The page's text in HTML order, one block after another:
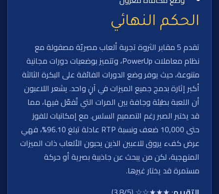
الحكم النهائي
تقدم 5 مقابر الثروة تجربة ألعاب مصريّة مصقولة مع
نظام معاملات PowerUp، وتتميز بوضعيات دورات مجانية
متنوعة، حيث يوفر وضع الدورات الفائقة على البكرة الثالثة
أكبر إثارة بدمج جميع الميزات في آنٍ واحد. يشعر اللاعبون
أن اللعبة بطيئة وجافة بين المرات التي تُفعّل فيها، مما
قد يختبر الصبر رغم التصميم السلس. مع إمكانيات للفوز
حتى 10,000 ضعف ونسبة RTP عادلة تبلغ 96.10%، فهي
عرض كفء يروق للاعبين الذين يحبون الألعاب ذات الميزات
المنهجية، لكن من يبحث عن جاذبية بصرية أو حركة
مستمرة قد يختار غيرها.